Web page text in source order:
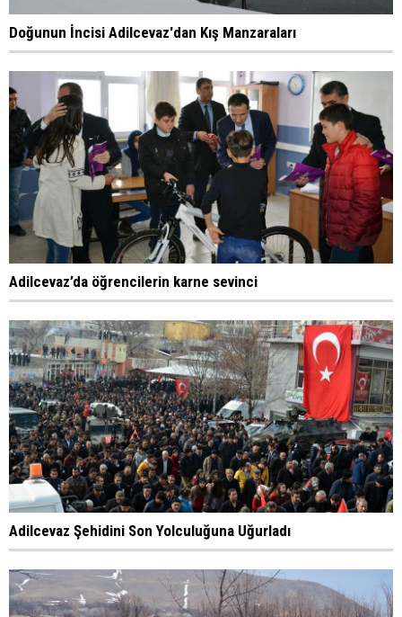
Doğunun İncisi Adilcevaz'dan Kış Manzaraları
Adilcevaz’da öğrencilerin karne sevinci
Adilcevaz Şehidini Son Yolculuğuna Uğurladı